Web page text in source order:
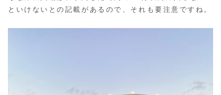
といけないとの記載があるので、それも要注意ですね。